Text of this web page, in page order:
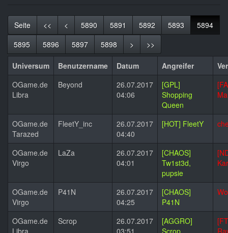
Seite << < 5890 5891 5892 5893 5894
5895
5896 5897 5898 > >>
Universum Benutzername Datum Angreifer
OGame.de
Libra
Beyond
26.07.2017
04:06
[GPL]
Shopping
Queen
OGame.de
Tarazed
FleetY_inc
26.07.2017
04:40
[HOT] FleetY
OGame.de
Virgo
LaZa
26.07.2017
04:01
[CHAOS]
Tw1st3d,
pupsie
OGame.de
Virgo
P41N
26.07.2017
04:25
[CHAOS]
P41N
OGame.de
Scrop
26.07.2017
[AGGRO]